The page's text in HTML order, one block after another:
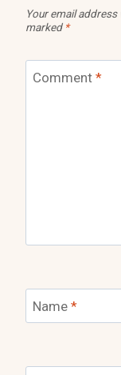
Your email
marked *
Comment *
Name *